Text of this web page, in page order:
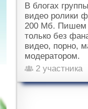
В блогах
видео ролики
200 Мб. Пишем
только без
видео, порно,
модератором.
2 участника